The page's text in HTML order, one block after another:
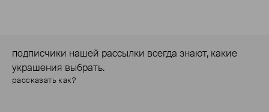
подписчики нашей рассылки всегда знают, какие
украшения выбрать.
рассказать как?